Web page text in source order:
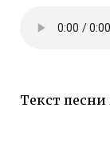
Текст